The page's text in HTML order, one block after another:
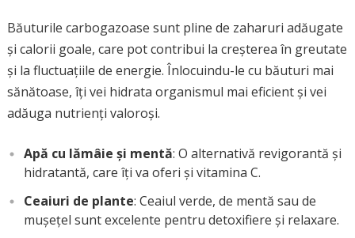
Băuturile carbogazoase sunt pline de zaharuri adăugate
și calorii goale, care pot contribui la creșterea în greutate
și la fluctuațiile de energie. Înlocuindu-le cu băuturi mai
sănătoase, îți vei hidrata organismul mai eficient și vei
adăuga nutrienți valoroși.
Apă cu lămâie și mentă: O alternativă revigorantă și
hidratantă, care îți va oferi și vitamina C.
Ceaiuri de plante: Ceaiul verde, de mentă sau de
mușețel sunt excelente pentru detoxifiere și relaxare.